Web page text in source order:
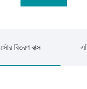
সৌর বিতরণ বাক্স